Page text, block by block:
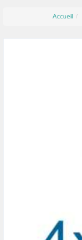
Accueil